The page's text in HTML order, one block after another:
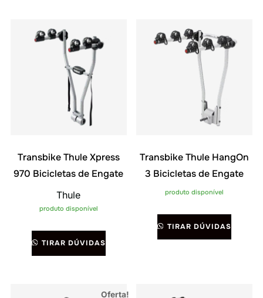
Transbike Thule Xpress
970 Bicicletas de Engate
Thule
produto disponível
TIRAR DÚVIDAS
Transbike Thule HangOn
3 Bicicletas de Engate
produto disponível
TIRAR DÚVIDAS
Oferta!